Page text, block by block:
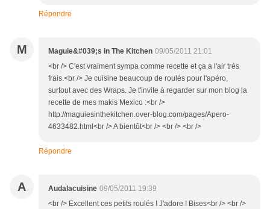
Répondre
M Maguie&#039;s in The Kitchen 09/05/2011 21:01
<br /> C'est vraiment sympa comme recette et ça a l'air très
frais.<br /> Je cuisine beaucoup de roulés pour l'apéro,
surtout avec des Wraps. Je t'invite à regarder sur mon blog la
recette de mes makis Mexico :<br />
http://maguiesinthekitchen.over-blog.com/pages/Apero-
4633482.html<br /> A bientôt<br /> <br /> <br />
Répondre
A Audalacuisine 09/05/2011 19:39
<br /> Excellent ces petits roulés ! J'adore ! Bises<br /> <br />